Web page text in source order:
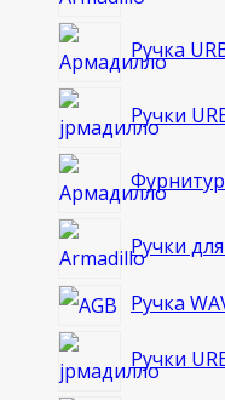
Ручка
Ручки
Ручки
Ручка
Ручки